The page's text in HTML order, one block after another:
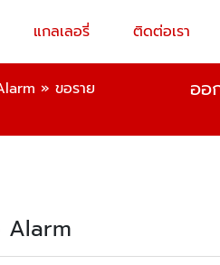
แกลเลอรี่ ติดต่อเรา
» ขอราย
ออ
Alarm